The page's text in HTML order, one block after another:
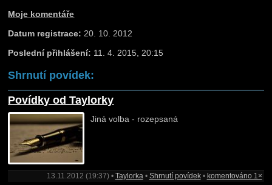
Moje komentáře
Datum registrace: 20. 10. 2012
Poslední přihlášení: 11. 4. 2015, 20:15
Shrnutí povídek:
Povídky od Taylorky
Jiná volba - rozepsaná
13.11.2012 (19:37) • Taylorka• Shrnutí povídek• komentováno 1×